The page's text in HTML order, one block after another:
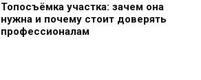
Топосъёмка участка: зачем она
нужна и почему стоит доверять
профессионалам